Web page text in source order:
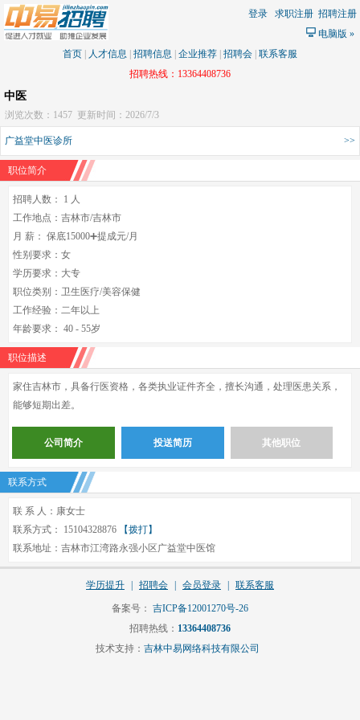
登录 求职注册 招聘注册
电脑版 »
首页
人才信息 招聘信息 企业推荐 招聘会 联系客服
招聘热线：13364408736
中医
浏览次数：1457 更新时间：2026/7/3
>>
广益堂中医诊所
职位简介
招聘人数： 1 人
工作地点：吉林市/吉林市
月 薪： 保底15000➕提成元/月
性别要求：女
学历要求：大专
职位类别：卫生医疗/美容保健
工作经验：二年以上
年龄要求： 40 - 55岁
职位描述
家住吉林市，具备行医资格，各类执业证件齐全，擅长沟通，处理医患关系，
能够短期出差。
公司简介 投送简历 其他职位
联系方式
联 系 人：康女士
联系方式： 15104328876
【拨打】
联系地址：吉林市江湾路永强小区广益堂中医馆
学历提升 招聘会 会员登录 联系客服
备案号： 吉ICP备12001270号-26
招聘热线： 13364408736
技术支持： 吉林中易网络科技有限公司